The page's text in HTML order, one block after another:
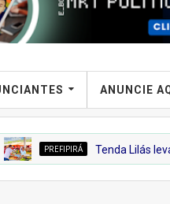
ANUNCIE
Tenda Lilás leva